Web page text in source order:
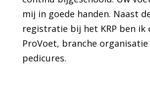
mij in goede handen. Naast
registratie bij het KRP ben ik
ProVoet, branche
pedicures.